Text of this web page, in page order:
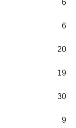
6
6
20
19
30
9